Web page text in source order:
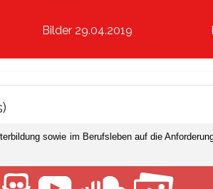
Bilder 29.04.2019
sowie im Berufsleben auf die